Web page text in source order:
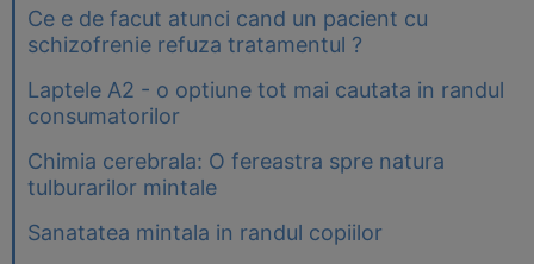
Ce e de facut atunci cand un pacient cu
schizofrenie refuza tratamentul ?
Laptele A2 - o optiune tot mai cautata in randul
consumatorilor
Chimia cerebrala: O fereastra spre natura
tulburarilor mintale
Sanatatea mintala in randul copiilor